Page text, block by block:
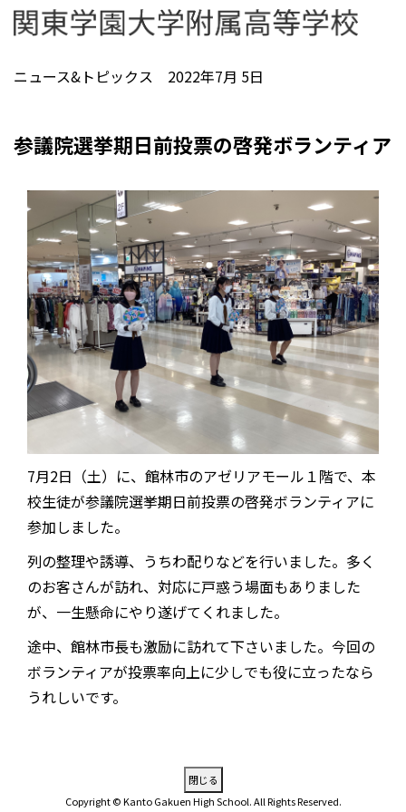
ニュース&トピックス 2022年7月 5日
参議院選挙期日前投票の啓発ボランティア
7月2日（土）に、館林市のアゼリアモール１階で、本
校生徒が参議院選挙期日前投票の啓発ボランティアに
参加しました。
列の整理や誘導、うちわ配りなどを行いました。多く
のお客さんが訪れ、対応に戸惑う場面もありました
が、一生懸命にやり遂げてくれました。
途中、館林市長も激励に訪れて下さいました。今回の
ボランティアが投票率向上に少しでも役に立ったなら
うれしいです。
Copyright © Kanto Gakuen High School. All Rights Reserved.